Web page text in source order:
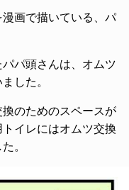
画で描いている、パ
パ頭さんは、オムツ
した。
のためのスペースが
イレにはオムツ交換
。